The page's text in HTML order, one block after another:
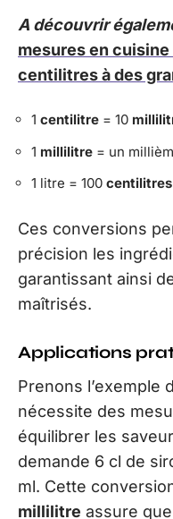
A découvrir
mesures en
centilitres à des
1 centilitre = 10
1 millilitre = un
1 litre = 100 centilitres
Ces conversions
précision les
garantissant ainsi
maîtrisés.
Applications
Prenons l’exemple
nécessite des
équilibrer les
demande 6 cl de
ml. Cette
millilitre assure